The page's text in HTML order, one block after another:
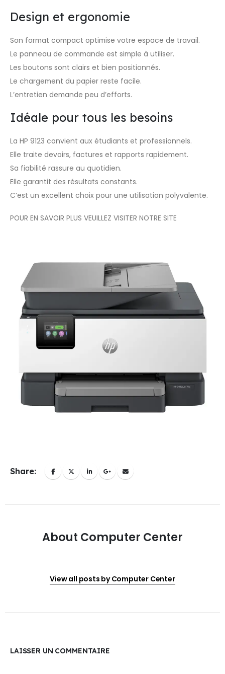
Design et ergonomie
Son format compact optimise votre espace de travail.
Le panneau de commande est simple à utiliser.
Les boutons sont clairs et bien positionnés.
Le chargement du papier reste facile.
L’entretien demande peu d’efforts.
Idéale pour tous les besoins
La HP 9123 convient aux étudiants et professionnels.
Elle traite devoirs, factures et rapports rapidement.
Sa fiabilité rassure au quotidien.
Elle garantit des résultats constants.
C’est un excellent choix pour une utilisation polyvalente.
POUR EN SAVOIR PLUS VEUILLEZ VISITER NOTRE SITE
Share:
About Computer Center
View all posts by Computer Center
LAISSER UN COMMENTAIRE